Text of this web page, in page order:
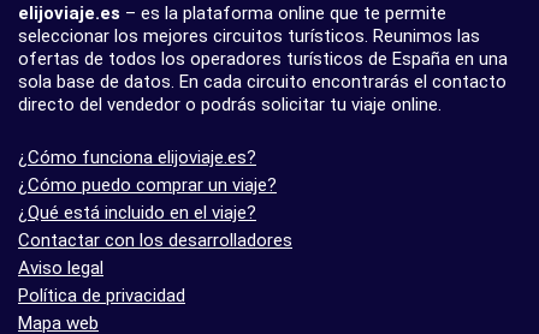
elijoviaje.es – es la plataforma online que te permite
seleccionar los mejores circuitos turísticos. Reunimos las
ofertas de todos los operadores turísticos de España en una
sola base de datos. En cada circuito encontrarás el contacto
directo del vendedor o podrás solicitar tu viaje online.
¿Cómo funciona elijoviaje.es?
¿Cómo puedo comprar un viaje?
¿Qué está incluido en el viaje?
Contactar con los desarrolladores
Aviso legal
Política de privacidad
Mapa web